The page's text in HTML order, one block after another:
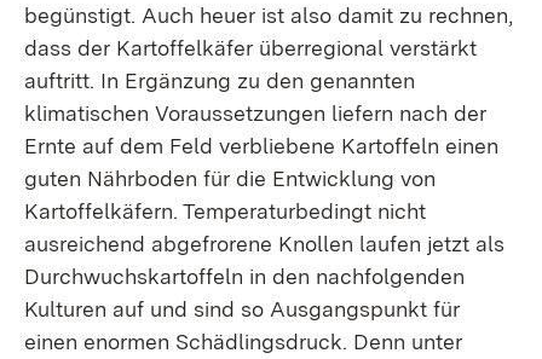
begünstigt. Auch heuer ist also damit zu rechnen,
dass der Kartoffelkäfer überregional verstärkt
auftritt. In Ergänzung zu den genannten
klimatischen Voraussetzungen liefern nach der
Ernte auf dem Feld verbliebene Kartoffeln einen
guten Nährboden für die Entwicklung von
Kartoffelkäfern. Temperaturbedingt nicht
ausreichend abgefrorene Knollen laufen jetzt als
Durchwuchskartoffeln in den nachfolgenden
Kulturen auf und sind so Ausgangspunkt für
einen enormen Schädlingsdruck. Denn unter